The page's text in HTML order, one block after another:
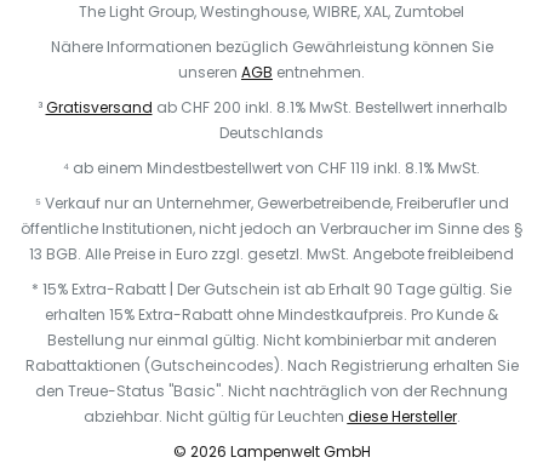
The Light Group, Westinghouse, WIBRE, XAL, Zumtobel
Nähere Informationen bezüglich Gewährleistung können Sie
unseren AGB entnehmen.
³Gratisversand ab CHF 200 inkl. 8.1% MwSt. Bestellwert innerhalb
Deutschlands
⁴ ab einem Mindestbestellwert von CHF 119 inkl. 8.1% MwSt.
⁵ Verkauf nur an Unternehmer, Gewerbetreibende, Freiberufler und
öffentliche Institutionen, nicht jedoch an Verbraucher im Sinne des §
13 BGB. Alle Preise in Euro zzgl. gesetzl. MwSt. Angebote freibleibend
* 15% Extra-Rabatt | Der Gutschein ist ab Erhalt 90 Tage gültig. Sie
erhalten 15% Extra-Rabatt ohne Mindestkaufpreis. Pro Kunde &
Bestellung nur einmal gültig. Nicht kombinierbar mit anderen
Rabattaktionen (Gutscheincodes). Nach Registrierung erhalten Sie
den Treue-Status "Basic". Nicht nachträglich von der Rechnung
abziehbar. Nicht gültig für Leuchten diese Hersteller.
© 2026 Lampenwelt GmbH